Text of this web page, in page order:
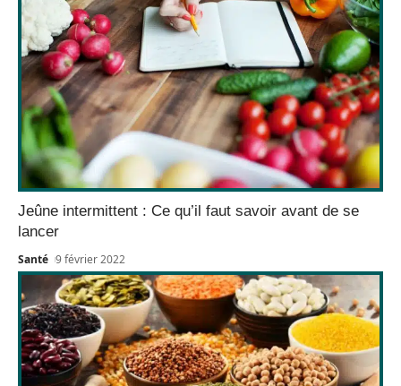
Jeûne intermittent : Ce qu’il faut savoir avant de se
lancer
Santé 9 février 2022